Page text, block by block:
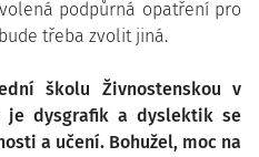
podpůrná opatření pro
třeba zvolit jiná.
školu Živnostenskou v
je dysgrafik a dyslektik se
a učení. Bohužel, moc na